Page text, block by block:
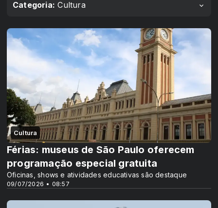
Categoria: Cultura
Cultura
09/07/2026 • 08:57
Férias: museus de São Paulo oferecem
programação especial gratuita
Oficinas, shows e atividades educativas são destaque